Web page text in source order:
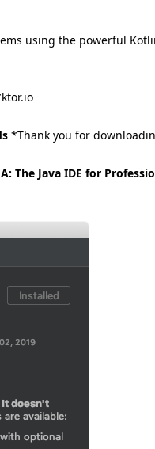
using the powerful
*Thank you for
The Java IDE for